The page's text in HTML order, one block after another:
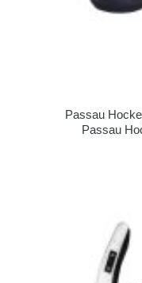
Passau
Passau